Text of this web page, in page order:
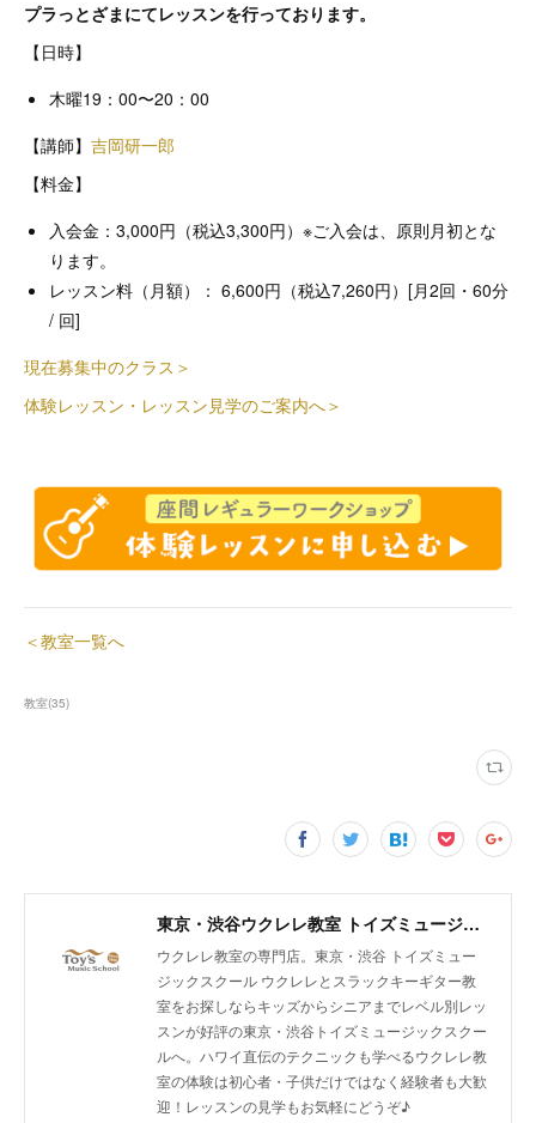
プラっとざまにてレッスンを行っております。
【日時】
木曜19：00〜20：00
【講師】 吉岡研一郎
【料金】
入会金：3,000円（税込3,300円）※ご入会は、原則月初とな
ります。
レッスン料（月額）： 6,600円（税込7,260円）[月2回・60分
/ 回]
現在募集中のクラス＞
体験レッスン・レッスン見学のご案内へ＞
＜教室一覧へ
教室(35)
東京・渋谷ウクレレ教室 トイズミュージックスクール｜体験レッスン実施中！
ウクレレ教室の専門店。東京・渋谷 トイズミュー
ジックスクール ウクレレとスラックキーギター教
室をお探しならキッズからシニアまでレベル別レッ
スンが好評の東京・渋谷トイズミュージックスクー
ルへ。ハワイ直伝のテクニックも学べるウクレレ教
室の体験は初心者・子供だけではなく経験者も大歓
迎！レッスンの見学もお気軽にどうぞ♪